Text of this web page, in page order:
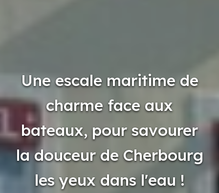
Une escale maritime de
charme face aux
bateaux, pour savourer
la douceur de Cherbourg
les yeux dans l'eau !